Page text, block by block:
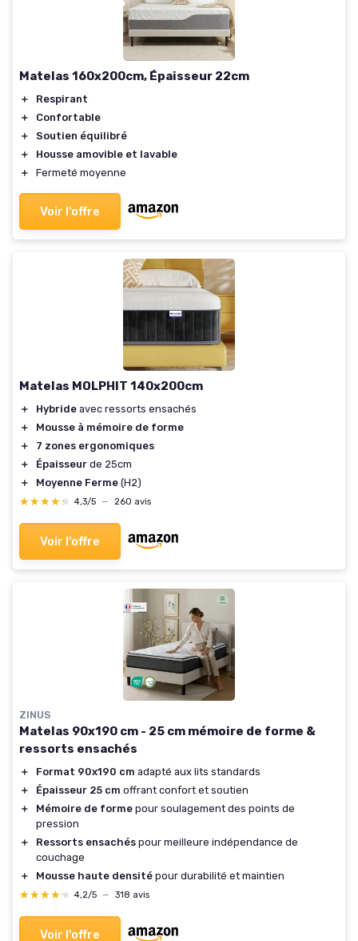
Matelas 160x200cm, Épaisseur 22cm
＋
Respirant
＋
Confortable
＋
Soutien équilibré
＋
Housse amovible et lavable
＋
Fermeté moyenne
Voir l'offre
Matelas MOLPHIT 140x200cm
＋ Hybride avec ressorts ensachés
＋
Mousse à mémoire de forme
＋
7 zones ergonomiques
＋
Épaisseur de 25cm
＋
Moyenne Ferme (H2)
★★★★★
★★★★★ 4,3/5 — 260 avis
Voir l'offre
ZINUS
Matelas 90x190 cm - 25 cm mémoire de forme &
ressorts ensachés
＋ Format 90x190 cm adapté aux lits standards
＋
Épaisseur 25 cm offrant confort et soutien
＋
Mémoire de forme pour soulagement des points de
pression
＋
Ressorts ensachés pour meilleure indépendance de
couchage
＋
Mousse haute densité pour durabilité et maintien
★★★★★
★★★★★ 4,2/5 — 318 avis
Voir l'offre